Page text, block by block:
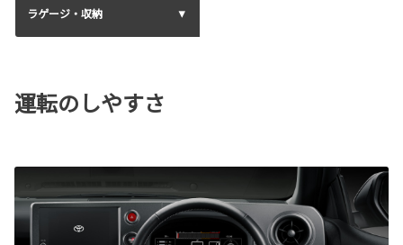
ラゲージ・収納
運転のしやすさ